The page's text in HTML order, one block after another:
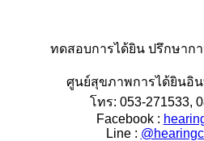
ทดสอบการได้ยิน ปรึกษากา
ศูนย์สุขภาพการได้ยินอิน
โทร: 053-271533,
Facebook :
Line :